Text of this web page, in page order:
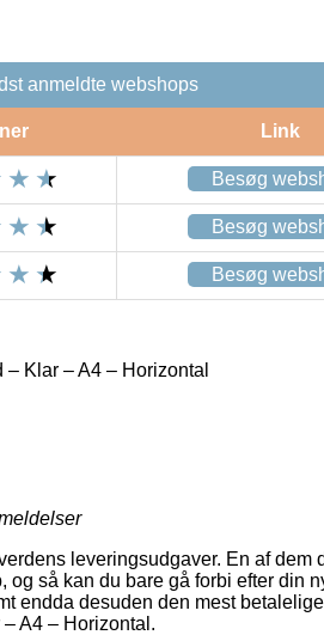
anmeldte webshops
Link
Besøg
Besøg
Besøg
Klar – A4 – Horizontal
leveringsudgaver. En af dem
så kan du bare gå forbi efter din
endda desuden den mest
A4 – Horizontal.